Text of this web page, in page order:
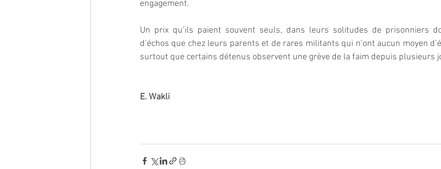
engagement.
Un prix qu’ils paient souvent seuls, dans leurs solitudes de prisonniers
d’échos que chez leurs parents et de rares militants qui n’ont aucun moyen
surtout que certains détenus observent une grève de la faim depuis plusieurs
E. Wakli